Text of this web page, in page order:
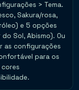
> Tema.
Sakura/rosa,
e 5 opções
Sol, Abismo). Ou
as configurações
para os